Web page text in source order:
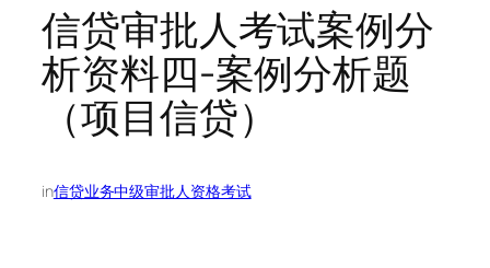
信贷审批人考试案例分
析资料四-案例分析题
（项目信贷）
in信贷业务中级审批人资格考试